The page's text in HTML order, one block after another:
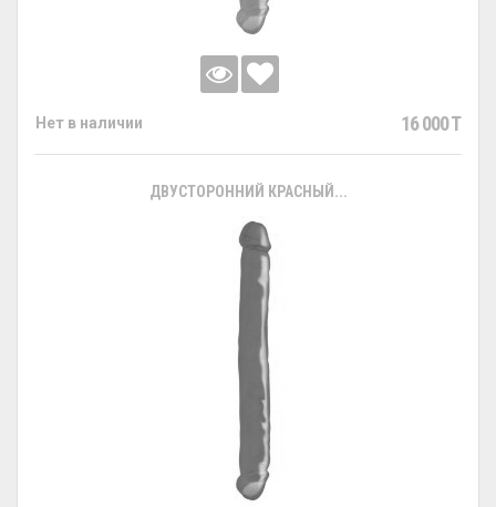
Нет в наличии 16 000 T
ДВУСТОРОННИЙ КРАСНЫЙ...